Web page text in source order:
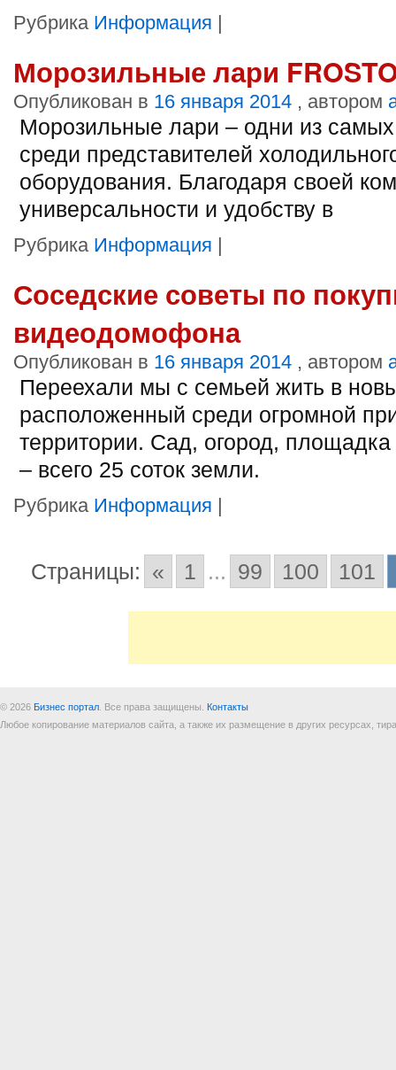
Рубрика Информация |
Морозильные лари
Опубликован в 16 января 2014 , автором
Морозильные лари – одни из
среди представителей
оборудования. Благодаря своей
универсальности и удобству в
Рубрика Информация |
Соседские советы по
видеодомофона
Опубликован в 16 января 2014 , автором
Переехали мы с семьей жить в
расположенный среди огромной
территории. Сад, огород,
– всего 25 соток земли.
Рубрика Информация |
Страницы: « 1 ... 99 100 101
© 2026 Бизнес портал . Все права защищены. Контакты
Любое копирование материалов сайта, а также их размещение в других ресурсах,